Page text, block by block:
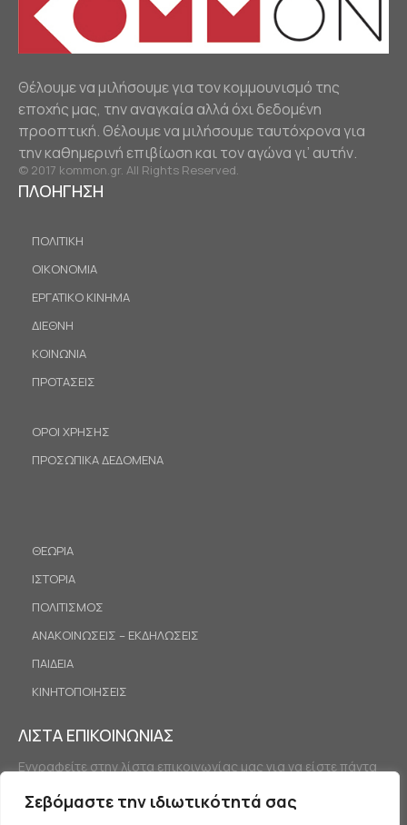
Σεβόμαστε την ιδιωτικότητά σας
Θέλουμε να μιλήσουμε για τον κομμουνισμό της
εποχής μας, την αναγκαία αλλά όχι δεδομένη
προοπτική. Θέλουμε να μιλήσουμε ταυτόχρονα για
την καθημερινή επιβίωση και τον αγώνα γι’ αυτήν.
© 2017 kommon.gr. All Rights Reserved.
ΠΛΟΗΓΗΣΗ
ΠΟΛΙΤΙΚΗ
ΟΙΚΟΝΟΜΙΑ
ΕΡΓΑΤΙΚΟ ΚΙΝΗΜΑ
ΔΙΕΘΝΗ
ΚΟΙΝΩΝΙΑ
ΠΡΟΤΑΣΕΙΣ
ΟΡΟΙ ΧΡΗΣΗΣ
ΠΡΟΣΩΠΙΚΑ ΔΕΔΟΜΕΝΑ
ΘΕΩΡΙΑ
ΙΣΤΟΡΙΑ
ΠΟΛΙΤΙΣΜΟΣ
ΑΝΑΚΟΙΝΩΣΕΙΣ – ΕΚΔΗΛΩΣΕΙΣ
ΠΑΙΔΕΙΑ
ΚΙΝΗΤΟΠΟΙΗΣΕΙΣ
ΛΙΣΤΑ ΕΠΙΚΟΙΝΩΝΙΑΣ
Εγγραφείτε στην λίστα επικοινωνίας μας για να είστε πάντα